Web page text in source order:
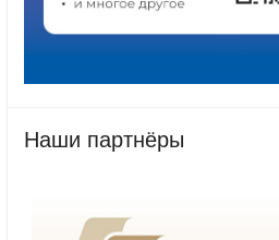
Наши партнёры